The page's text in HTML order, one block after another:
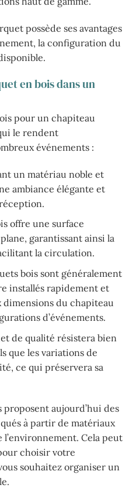
possède ses avantages
la configuration du
en bois dans un
pour un chapiteau
le rendent
événements :
un matériau noble et
ambiance élégante et
offre une surface
garantissant ainsi la
la circulation.
bois sont généralement
installés rapidement et
dimensions du chapiteau
d’événements.
de qualité résistera bien
que les variations de
ce qui préservera sa
aujourd’hui des
à partir de matériaux
Cela peut
choisir votre
souhaitez organiser un